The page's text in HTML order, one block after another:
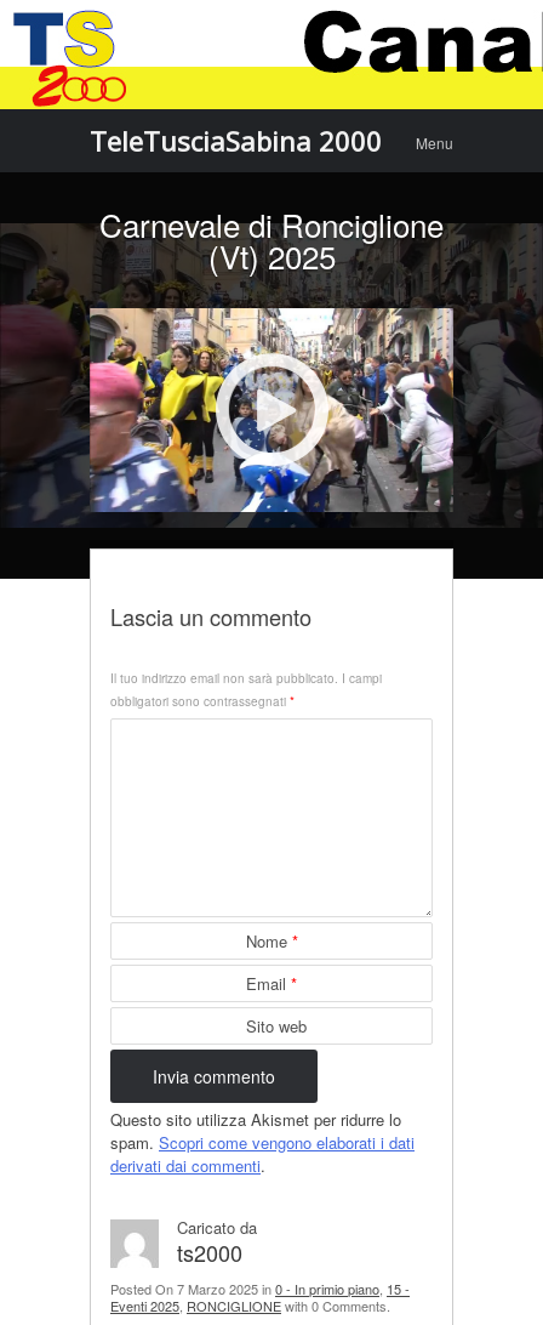
TeleTusciaSabina 2000
content
Menu
Carnevale di Ronciglione
(Vt) 2025
Lascia un commento
Il tuo indirizzo email non sarà pubblicato. I campi
obbligatori sono contrassegnati *
Nome *
Email *
Sito web
Questo sito utilizza Akismet per ridurre lo
spam. Scopri come vengono elaborati i dati
derivati dai commenti.
Caricato da
ts2000
Posted On 7 Marzo 2025 in0 - In primio piano 15 -
Eventi 2025 RONCIGLIONEwith 0 Comments.